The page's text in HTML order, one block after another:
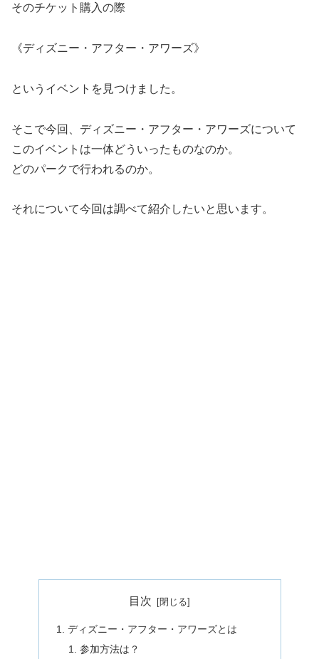
そのチケット購入の際
《ディズニー・アフター・アワーズ》
というイベントを見つけました。
そこで今回、ディズニー・アフター・アワーズについて
このイベントは一体どういったものなのか。
どのパークで行われるのか。
それについて今回は調べて紹介したいと思います。
目次
ディズニー・アフター・アワーズとは
参加方法は？